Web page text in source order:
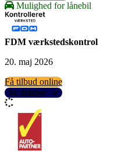
Mulighed for lånebil
FDM værkstedskontrol
20. maj 2026
Få tilbud online
Se detaljer